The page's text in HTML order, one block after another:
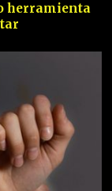
herramienta